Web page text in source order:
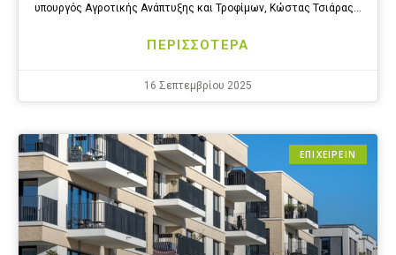
υπουργός Αγροτικής Ανάπτυξης και Τροφίμων, Κώστας Τσιάρας…
ΠΕΡΙΣΣΟΤΕΡΑ
16 Σεπτεμβρίου 2025
ΕΠΙΧΕΙΡΕΙΝ